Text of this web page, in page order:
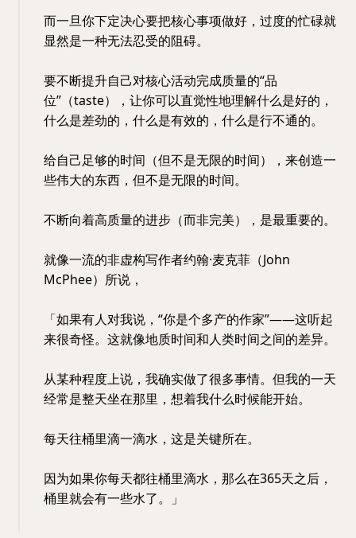
而一旦你下定决心要把核心事项做好，过度的忙碌就
显然是一种无法忍受的阻碍。
要不断提升自己对核心活动完成质量的“品
位”（taste），让你可以直觉性地理解什么是好的，
什么是差劲的，什么是有效的，什么是行不通的。
给自己足够的时间（但不是无限的时间），来创造一
些伟大的东西，但不是无限的时间。
不断向着高质量的进步（而非完美），是最重要的。
就像一流的非虚构写作者约翰·麦克菲（John
McPhee）所说，
「如果有人对我说，“你是个多产的作家”——这听起
来很奇怪。这就像地质时间和人类时间之间的差异。
从某种程度上说，我确实做了很多事情。但我的一天
经常是整天坐在那里，想着我什么时候能开始。
每天往桶里滴一滴水，这是关键所在。
因为如果你每天都往桶里滴水，那么在365天之后，
桶里就会有一些水了。」